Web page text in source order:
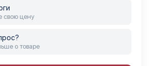
свою цену
о товаре